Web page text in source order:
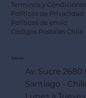
Terminos y
Políticas de Privacidad
Políticas de envío
Códigos Postales Chile
Dirección
Av. Sucre 2680
Santiago -